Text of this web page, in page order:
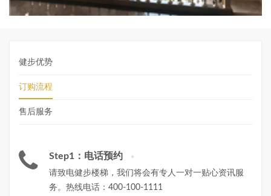
健步优势
订购流程
售后服务
Step1：电话预约
请致电健步楼梯，我们将会有专人一对一贴心资讯服
务。热线电话： 400-100-1111